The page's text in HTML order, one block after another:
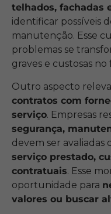
telhados, fachadas
identificar possíveis
manutenção. Esse
problemas se
graves e custosas
Outro aspecto
contratos com
serviço. Empresas
segurança,
devem ser avaliadas
serviço prestado,
contratuais. Esse
oportunidade para
valores ou buscar